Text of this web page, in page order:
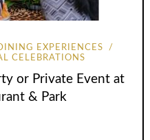
DINING EXPERIENCES
CELEBRATIONS
or Private Event at
& Park